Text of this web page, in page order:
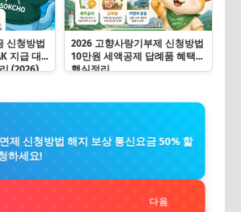
신청방법
지급 대
(2026)
2026 고향사랑기부제 신청방법
10만원 세액공제 답례품 혜택
핵심정리
제 신청방법 해지 보상 통신요금 50% 할
하세요!
다음